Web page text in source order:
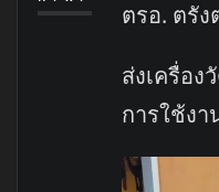
ตรอ. ตรัง
ส่งเครื่อ
การใช้งา